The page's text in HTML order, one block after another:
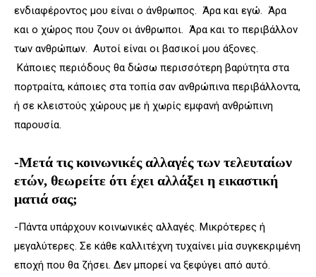
ενδιαφέροντος μου είναι ο άνθρωπος. Άρα και εγώ. Άρα
και ο χώρος που ζουν οι άνθρωποι. Άρα και το περιβάλλον
των ανθρώπων. Αυτοί είναι οι βασικοί μου άξονες.
Κάποιες περιόδους θα δώσω περισσότερη βαρύτητα στα
πορτραίτα, κάποιες στα τοπία σαν ανθρώπινα περιβάλλοντα,
ή σε κλειστούς χώρους με ή χωρίς εμφανή ανθρώπινη
παρουσία.
-Μετά τις κοινωνικές αλλαγές των τελευταίων
ετών, θεωρείτε ότι έχει αλλάξει η εικαστική
ματιά σας;
-Πάντα υπάρχουν κοινωνικές αλλαγές. Μικρότερες ή
μεγαλύτερες. Σε κάθε καλλιτέχνη τυχαίνει μία συγκεκριμένη
εποχή που θα ζήσει. Δεν μπορεί να ξεφύγει από αυτό.